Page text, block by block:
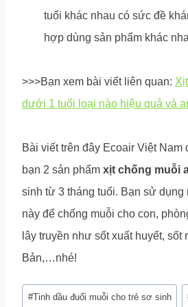
tuổi khác nhau có sức đề
hợp dùng sản phẩm khác
>>>Bạn xem bài viết liên quan:
dưới 1 tuổi loại nào hiệu quả và
Bài viết trên đây Ecoair Việt Nam
bạn 2 sản phẩm xịt chống muỗi
sinh từ 3 tháng tuổi. Bạn sử dụng
này để chống muỗi cho con,
lây truyền như sốt xuất huyết, sốt
Bản,…nhé!
Post
#Tinh dầu đuổi muỗi cho trẻ sơ sinh